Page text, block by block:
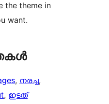
the theme in
want.
, നരച്ച
, ഇടത്